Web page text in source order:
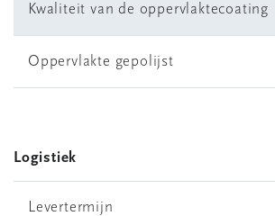
Kwaliteit van de oppervlaktecoating
Oppervlakte gepolijst
Logistiek
Levertermijn